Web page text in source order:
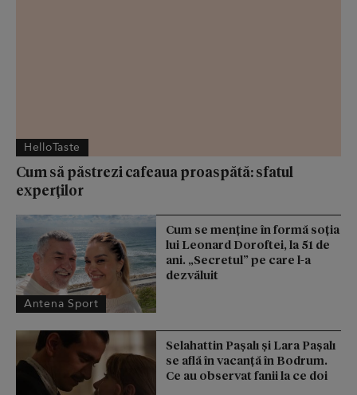
HelloTaste
Cum să păstrezi cafeaua proaspătă: sfatul
experților
Antena Sport
Cum se menţine în formă soţia
lui Leonard Doroftei, la 51 de
ani. „Secretul” pe care l-a
dezvăluit
Selahattin Paşalı și Lara Paşalı
se află în vacanță în Bodrum.
Ce au observat fanii la ce doi